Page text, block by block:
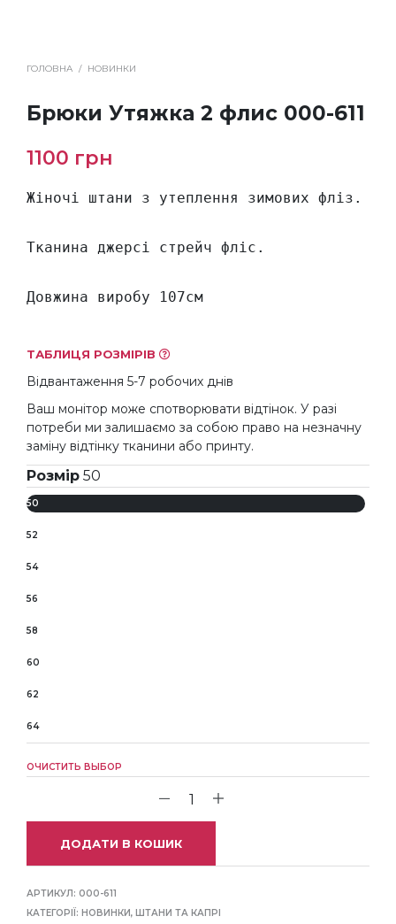
ГОЛОВНА / НОВИНКИ
Брюки Утяжка 2 флис 000-611
1100 грн
Жіночі штани з утеплення зимових фліз.
Тканина джерсі стрейч фліс.
Довжина виробу 107см
ТАБЛИЦЯ РОЗМІРІВ
Відвантаження 5-7 робочих днів
Ваш монітор може спотворювати відтінок. У разі
потреби ми залишаємо за собою право на незначну
заміну відтінку тканини або принту.
Розмір 50
50
52
54
56
58
60
62
64
ОЧИСТИТЬ ВЫБОР
ДОДАТИ В КОШИК
АРТИКУЛ: 000-611
КАТЕГОРІЇ: НОВИНКИ, ШТАНИ ТА КАПРІ